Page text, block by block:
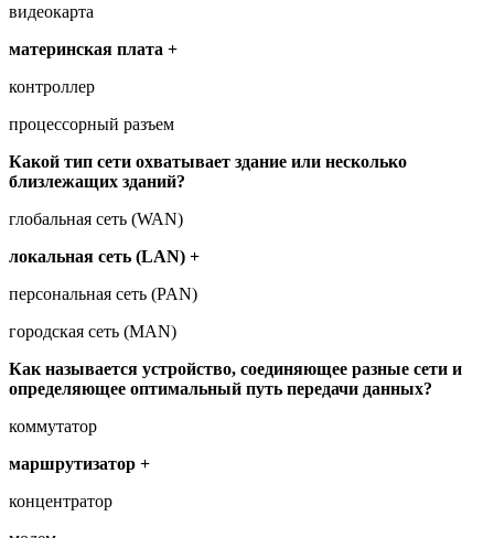
видеокарта
материнская плата +
контроллер
процессорный разъем
Какой тип сети охватывает здание или несколько
близлежащих зданий?
глобальная сеть (WAN)
локальная сеть (LAN) +
персональная сеть (PAN)
городская сеть (MAN)
Как называется устройство, соединяющее разные сети и
определяющее оптимальный путь передачи данных?
коммутатор
маршрутизатор +
концентратор